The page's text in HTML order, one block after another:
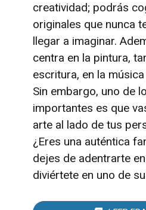
creatividad; podrás
originales que nunca
llegar a imaginar.
centra en la pintura,
escritura, en la
Sin embargo, uno de
importantes es que
arte al lado de tus
¿Eres una auténtica
dejes de adentrarte
diviértete en uno de